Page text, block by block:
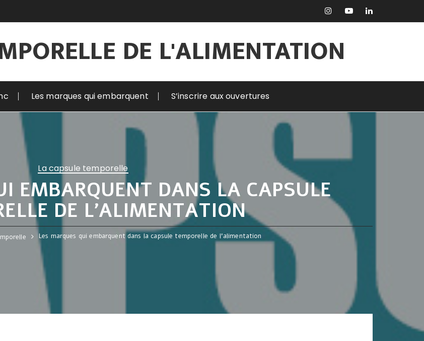
DE L'ALIMENTATION
Les marques qui embarquent S’inscrire aux ouvertures
La capsule temporelle
EMBARQUENT DANS LA CAPSULE
DE L’ALIMENTATION
Les marques qui embarquent dans la capsule temporelle de l’alimentation